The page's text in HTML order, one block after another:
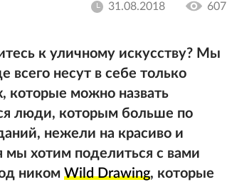
31.08.2018 607
к уличному искусству? Мы
всего несут в себе только
которые можно назвать
люди, которым больше по
нежели на красиво и
мы хотим поделиться с вами
ником Wild Drawing, которые